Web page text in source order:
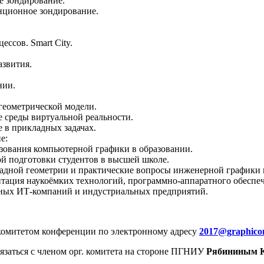
зондирование.
Smart City.
модели.
виртуальной реальности.
в прикладных задачах.
компьютерной графики в образовании.
подготовки студентов в высшей школе.
геометрии и практические вопросы инженерной графики
наукоёмких технологий, программно-аппаратного
ИТ-компаний и индустриальных предприятий.
конференции по электронному адресу
с членом орг. комитета на стороне ПГНИУРябининым